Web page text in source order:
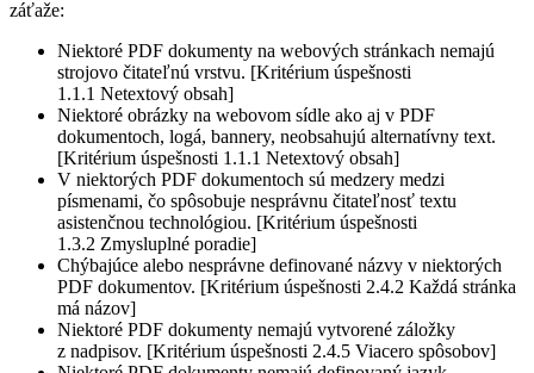
záťaže:
Niektoré PDF dokumenty na webových stránkach nemajú
strojovo čitateľnú vrstvu. [Kritérium úspešnosti
1.1.1 Netextový obsah]
Niektoré obrázky na webovom sídle ako aj v PDF
dokumentoch, logá, bannery, neobsahujú alternatívny text.
[Kritérium úspešnosti 1.1.1 Netextový obsah]
V niektorých PDF dokumentoch sú medzery medzi
písmenami, čo spôsobuje nesprávnu čitateľnosť textu
asistenčnou technológiou. [Kritérium úspešnosti
1.3.2 Zmysluplné poradie]
Chýbajúce alebo nesprávne definované názvy v niektorých
PDF dokumentov. [Kritérium úspešnosti 2.4.2 Každá stránka
má názov]
Niektoré PDF dokumenty nemajú vytvorené záložky
z nadpisov. [Kritérium úspešnosti 2.4.5 Viacero spôsobov]